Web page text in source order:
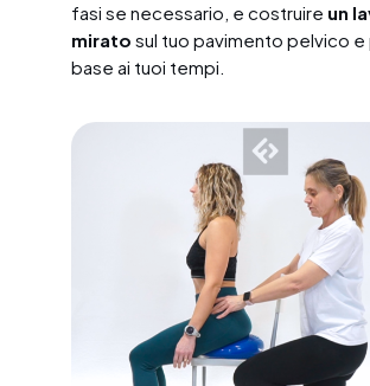
fasi se necessario, e costruire un
mirato sul tuo pavimento pelvico e
base ai tuoi tempi.